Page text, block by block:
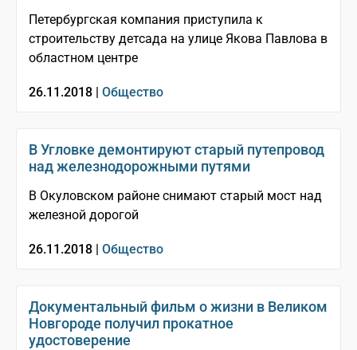
Петербургская компания приступила к
строительству детсада на улице Якова Павлова в
областном центре
26.11.2018 | Общество
В Угловке демонтируют старый путепровод
над железнодорожными путями
В Окуловском районе снимают старый мост над
железной дорогой
26.11.2018 | Общество
Документальный фильм о жизни в Великом
Новгороде получил прокатное
удостоверение